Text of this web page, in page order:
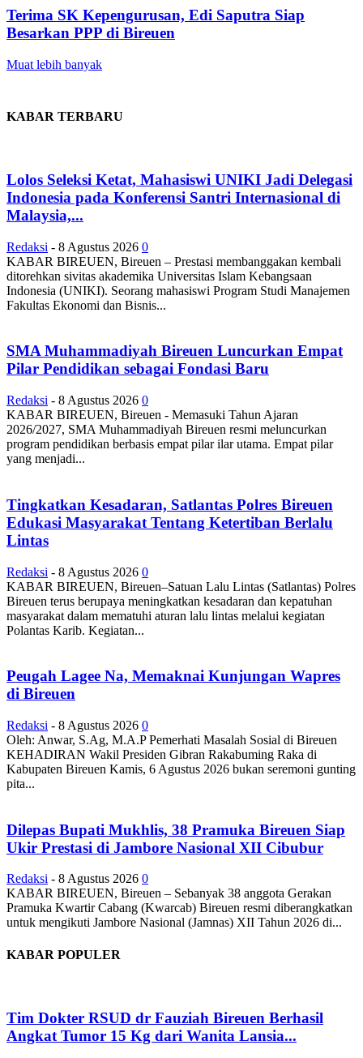
Terima SK Kepengurusan, Edi Saputra Siap
Besarkan PPP di Bireuen
Muat lebih banyak
KABAR TERBARU
Lolos Seleksi Ketat, Mahasiswi UNIKI Jadi Delegasi
Indonesia pada Konferensi Santri Internasional di
Malaysia,...
Redaksi - 8 Agustus 2026 0
KABAR BIREUEN, Bireuen – Prestasi membanggakan kembali
ditorehkan sivitas akademika Universitas Islam Kebangsaan
Indonesia (UNIKI). Seorang mahasiswi Program Studi Manajemen
Fakultas Ekonomi dan Bisnis...
SMA Muhammadiyah Bireuen Luncurkan Empat
Pilar Pendidikan sebagai Fondasi Baru
Redaksi - 8 Agustus 2026 0
KABAR BIREUEN, Bireuen - Memasuki Tahun Ajaran
2026/2027, SMA Muhammadiyah Bireuen resmi meluncurkan
program pendidikan berbasis empat pilar ilar utama. Empat pilar
yang menjadi...
Tingkatkan Kesadaran, Satlantas Polres Bireuen
Edukasi Masyarakat Tentang Ketertiban Berlalu
Lintas
Redaksi - 8 Agustus 2026 0
KABAR BIREUEN, Bireuen–Satuan Lalu Lintas (Satlantas) Polres
Bireuen terus berupaya meningkatkan kesadaran dan kepatuhan
masyarakat dalam mematuhi aturan lalu lintas melalui kegiatan
Polantas Karib. Kegiatan...
Peugah Lagee Na, Memaknai Kunjungan Wapres
di Bireuen
Redaksi - 8 Agustus 2026 0
Oleh: Anwar, S.Ag, M.A.P Pemerhati Masalah Sosial di Bireuen
KEHADIRAN Wakil Presiden Gibran Rakabuming Raka di
Kabupaten Bireuen Kamis, 6 Agustus 2026 bukan seremoni gunting
pita...
Dilepas Bupati Mukhlis, 38 Pramuka Bireuen Siap
Ukir Prestasi di Jambore Nasional XII Cibubur
Redaksi - 8 Agustus 2026 0
KABAR BIREUEN, Bireuen – Sebanyak 38 anggota Gerakan
Pramuka Kwartir Cabang (Kwarcab) Bireuen resmi diberangkatkan
untuk mengikuti Jambore Nasional (Jamnas) XII Tahun 2026 di...
KABAR POPULER
Tim Dokter RSUD dr Fauziah Bireuen Berhasil
Angkat Tumor 15 Kg dari Wanita Lansia...